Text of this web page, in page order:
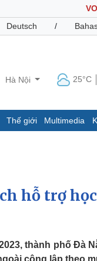
Deutsch /
Hà Nội 25°C
Thế giới Multimedia
Giáo dục
Dấu ấn VOV
Quân sự - Quốc phòng
Vũ khí
hỗ trợ
thành phố Đà
công lập theo